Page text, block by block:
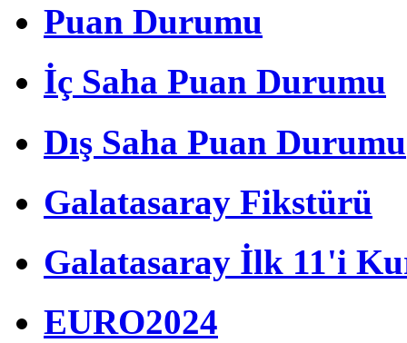
Puan Durumu
İç Saha Puan Durumu
Dış Saha Puan Durumu
Galatasaray Fikstürü
Galatasaray İlk 11'i
EURO2024